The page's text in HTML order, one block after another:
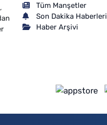
Tüm Manşetler
Son Dakika Haberleri
Haber Arşivi